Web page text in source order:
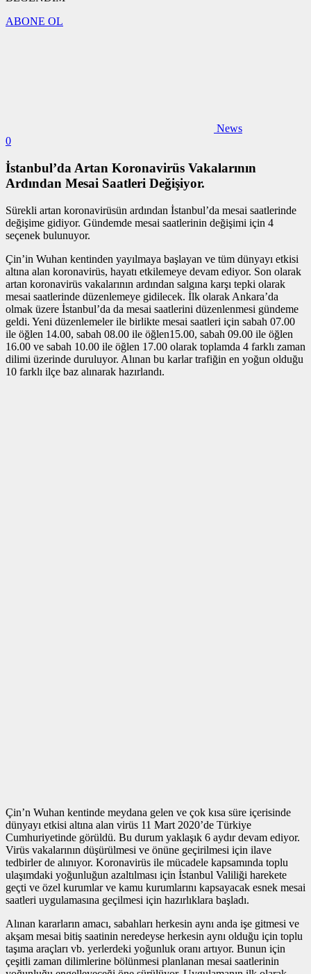
ABONE OL
News
0
İstanbul’da Artan Koronavirüs Vakalarının
Ardından Mesai Saatleri Değişiyor.
Sürekli artan koronavirüsün ardından İstanbul’da mesai saatlerinde
değişime gidiyor. Gündemde mesai saatlerinin değişimi için 4
seçenek bulunuyor.
Çin’in Wuhan kentinden yayılmaya başlayan ve tüm dünyayı etkisi
altına alan koronavirüs, hayatı etkilemeye devam ediyor. Son olarak
artan koronavirüs vakalarının ardından salgına karşı tepki olarak
mesai saatlerinde düzenlemeye gidilecek. İlk olarak Ankara’da
olmak üzere İstanbul’da da mesai saatlerini düzenlenmesi gündeme
geldi. Yeni düzenlemeler ile birlikte mesai saatleri için sabah 07.00
ile öğlen 14.00, sabah 08.00 ile öğlen15.00, sabah 09.00 ile öğlen
16.00 ve sabah 10.00 ile öğlen 17.00 olarak toplamda 4 farklı zaman
dilimi üzerinde duruluyor. Alınan bu karlar trafiğin en yoğun olduğu
10 farklı ilçe baz alınarak hazırlandı.
Çin’n Wuhan kentinde meydana gelen ve çok kısa süre içerisinde
dünyayı etkisi altına alan virüs 11 Mart 2020’de Türkiye
Cumhuriyetinde görüldü. Bu durum yaklaşık 6 aydır devam ediyor.
Virüs vakalarının düşürülmesi ve önüne geçirilmesi için ilave
tedbirler de alınıyor. Koronavirüs ile mücadele kapsamında toplu
ulaşımdaki yoğunluğun azaltılması için İstanbul Valiliği harekete
geçti ve özel kurumlar ve kamu kurumlarını kapsayacak esnek mesai
saatleri uygulamasına geçilmesi için hazırlıklara başladı.
Alınan kararların amacı, sabahları herkesin aynı anda işe gitmesi ve
akşam mesai bitiş saatinin neredeyse herkesin aynı olduğu için toplu
taşıma araçları vb. yerlerdeki yoğunluk oranı artıyor. Bunun için
çeşitli zaman dilimlerine bölünmesi planlanan mesai saatlerinin